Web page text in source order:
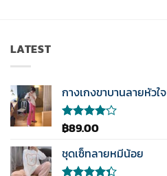
LATEST
กางเกงขาบานลายหัวใจ
ให้
4.00
ตั้งแต่ 1-
5
฿89.00
ชุดเซ็ทลายหมีน้อย